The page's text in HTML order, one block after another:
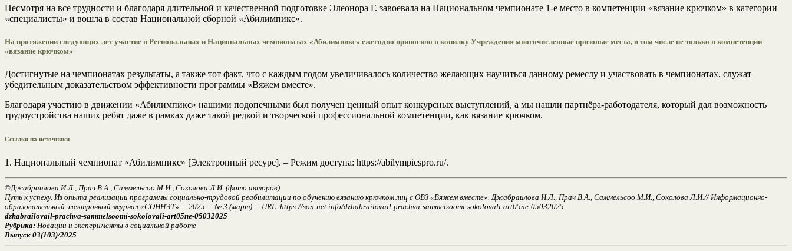
Несмотря на все трудности и благодаря длительной и качественной подготовке Элеонора Г. завоевала на Национальном чемпионате 1-е место в компетенции «вязание крючком» в категории
«специалисты» и вошла в состав Национальной сборной «Абилимпикс».
На протяжении следующих лет участие в Региональных и Национальных чемпионатах «Абилимпикс» ежегодно приносило в копилку Учреждения многочисленные призовые места, в том числе не только в компетенции
«вязание крючком»
Достигнутые на чемпионатах результаты, а также тот факт, что с каждым годом увеличивалось количество желающих научиться данному ремеслу и участвовать в чемпионатах, служат
убедительным доказательством эффективности программы «Вяжем вместе».
Благодаря участию в движении «Абилимпикс» нашими подопечными был получен ценный опыт конкурсных выступлений, а мы нашли партнёра-работодателя, который дал возможность
трудоустройства наших ребят даже в рамках даже такой редкой и творческой профессиональной компетенции, как вязание крючком.
Ссылки на источники
1. Национальный чемпионат «Абилимпикс» [Электронный ресурс]. – Режим доступа: https://abilympicspro.ru/.
©Джабраилова И.Л., Прач В.А., Саммельсоо М.И., Соколова Л.И. (фото авторов)
Путь к успеху. Из опыта реализации программы социально-трудовой реабилитации по обучению вязанию крючком лиц с ОВЗ «Вяжем вместе». Джабраилова И.Л., Прач В.А., Саммельсоо М.И., Соколова Л.И.// Информационно-
образовательный электронный журнал «СОННЭТ». – 2025. – № 3 (март). – URL: https://son-net.info/dzhabrailovail-prachva-sammelsoomi-sokolovali-art05ne-05032025
dzhabrailovail-prachva-sammelsoomi-sokolovali-art05ne-05032025
Рубрика: Новации и эксперименты в социальной работе
Выпуск 03(103)/2025